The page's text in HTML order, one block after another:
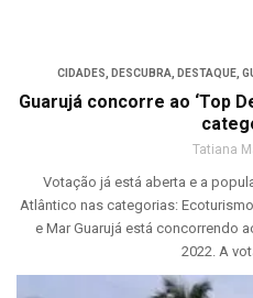
CIDADES, DESCUBRA, DESTAQUE,
Guarujá concorre ao ‘Top
Tatiana
Votação já está aberta e a
Atlântico nas categorias:
e Mar Guarujá está concorrendo
2022. A